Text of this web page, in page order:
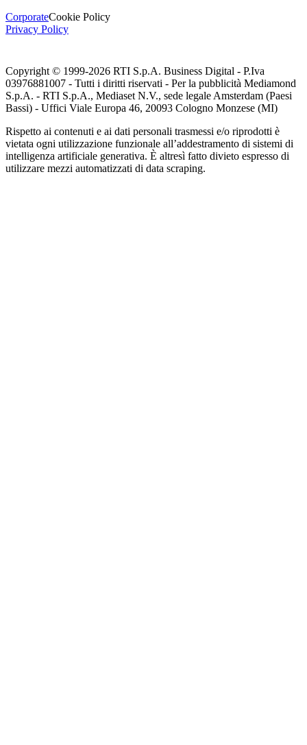
CorporateCookie Policy
Privacy Policy
Copyright © 1999-2026 RTI S.p.A. Business Digital - P.Iva
03976881007 - Tutti i diritti riservati - Per la pubblicità Mediamond
S.p.A. - RTI S.p.A., Mediaset N.V., sede legale Amsterdam (Paesi
Bassi) - Uffici Viale Europa 46, 20093 Cologno Monzese (MI)
Rispetto ai contenuti e ai dati personali trasmessi e/o riprodotti è
vietata ogni utilizzazione funzionale all’addestramento di sistemi di
intelligenza artificiale generativa. È altresì fatto divieto espresso di
utilizzare mezzi automatizzati di data scraping.